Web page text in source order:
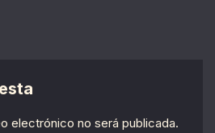
electrónico no será publicada.